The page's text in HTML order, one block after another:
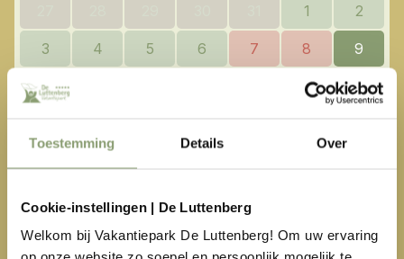
Toestemming Details Over
Cookie-instellingen | De Luttenberg
Welkom bij Vakantiepark De Luttenberg! Om uw ervaring
1 2
3 4 5 6 7 8 9
10 15 16
31 1 2 3
Beschikbaar Geen aankomstdag